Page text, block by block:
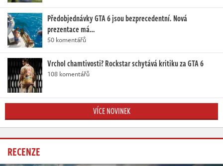
Předobjednávky GTA 6 jsou bezprecedentní. Nová
prezentace má…
50 komentářů
Vrchol chamtivosti? Rockstar schytává kritiku za GTA 6
108 komentářů
VÍCE NOVINEK
RECENZE